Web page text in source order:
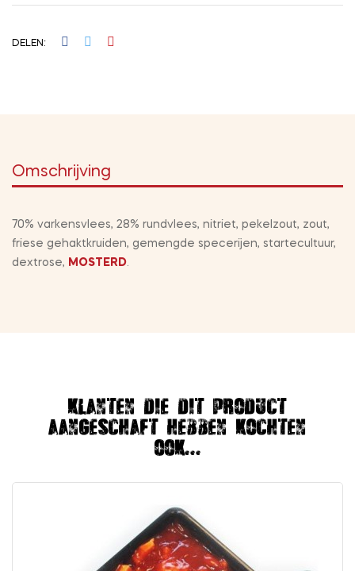
DELEN
Omschrijving
70% varkensvlees, 28% rundvlees, nitriet, pekelzout, zout,
friese gehaktkruiden, gemengde specerijen, startecultuur,
dextrose, MOSTERD
Klanten die dit product
aangeschaft hebben kochten
ook...